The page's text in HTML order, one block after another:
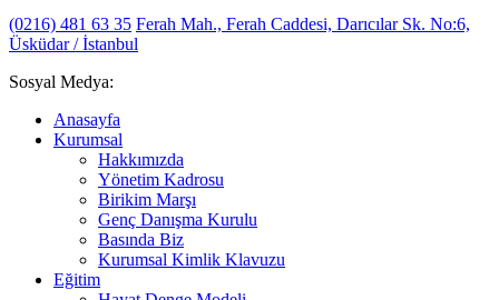
(0216) 481 63 35 Ferah Mah., Ferah Caddesi, Darıcılar Sk. No:6,
Üsküdar / İstanbul
Sosyal Medya:
Anasayfa
Kurumsal
Hakkımızda
Yönetim Kadrosu
Birikim Marşı
Genç Danışma Kurulu
Basında Biz
Kurumsal Kimlik Klavuzu
Eğitim